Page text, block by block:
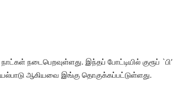
நடைபெறவுள்ளது. இந்தப் போட்டியில் குரூப் `பி’
ஆகியவை இங்கு தொகுக்கப்பட்டுள்ளது.